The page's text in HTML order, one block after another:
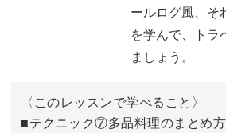
ールログ風、そ
を学んで、トラ
ましょう。
〈このレッスンで学べること〉
■テクニック⑦多品料理のまとめ方